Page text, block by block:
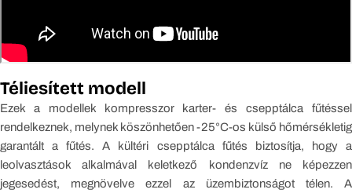
Téliesített modell
Ezek a modellek kompresszor karter- és csepptálca fűtéssel
rendelkeznek, melynek köszönhetően -25°C-os külső hőmérsékletig
garantált a fűtés. A kültéri csepptálca fűtés biztosítja, hogy a
leolvasztások alkalmával keletkező kondenzvíz ne képezzen
jegesedést, megnövelve ezzel az üzembiztonságot télen. A